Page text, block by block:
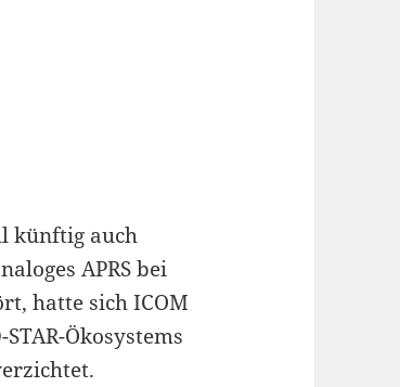
künftig auch
APRS bei
hatte sich ICOM
Ökosystems